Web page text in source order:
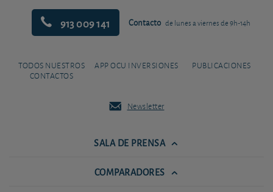
913 009 141 Contacto de lunes a viernes de 9h-14h
TODOS NUESTROS
CONTACTOS
APP OCU INVERSIONES PUBLICACIONES
Newsletter
SALA DE PRENSA
COMPARADORES